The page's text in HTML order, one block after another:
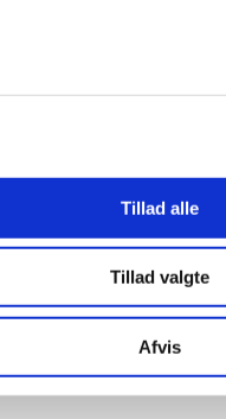
Tillad alle
Tillad valgte
Afvis